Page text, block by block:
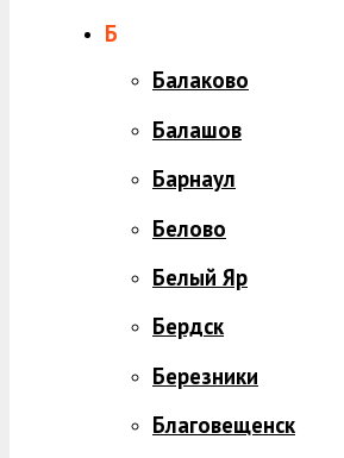
Б
Балаково
Балашов
Барнаул
Белово
Белый Яр
Бердск
Березники
Благовещенск